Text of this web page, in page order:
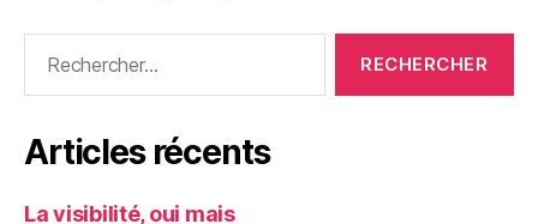
Articles récents
La visibilité, oui mais